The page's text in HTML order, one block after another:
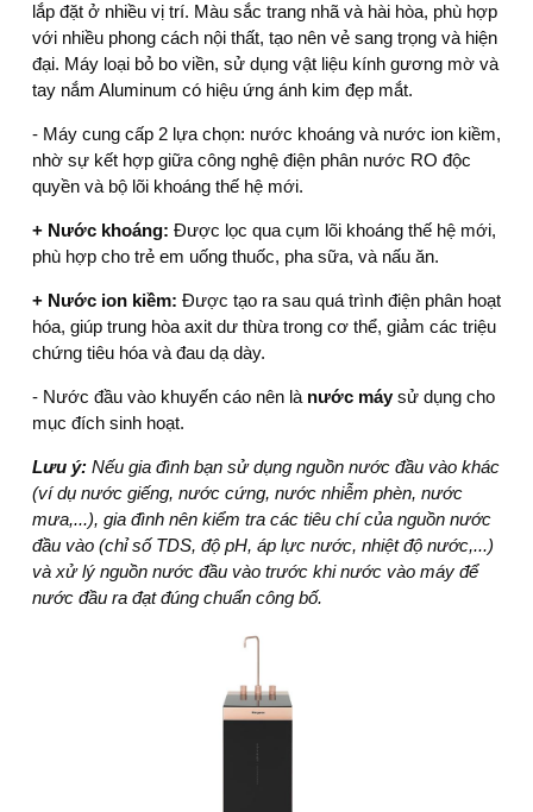
lắp đặt ở nhiều vị trí. Màu sắc trang nhã và hài hòa, phù hợp
với nhiều phong cách nội thất, tạo nên vẻ sang trọng và hiện
đại. Máy loại bỏ bo viền, sử dụng vật liệu kính gương mờ và
tay nắm Aluminum có hiệu ứng ánh kim đẹp mắt.
- Máy cung cấp 2 lựa chọn: nước khoáng và nước ion kiềm,
nhờ sự kết hợp giữa công nghệ điện phân nước RO độc
quyền và bộ lõi khoáng thế hệ mới.
+ Nước khoáng: Được lọc qua cụm lõi khoáng thế hệ mới,
phù hợp cho trẻ em uống thuốc, pha sữa, và nấu ăn.
+ Nước ion kiềm: Được tạo ra sau quá trình điện phân hoạt
hóa, giúp trung hòa axit dư thừa trong cơ thể, giảm các triệu
chứng tiêu hóa và đau dạ dày.
- Nước đầu vào khuyến cáo nên là nước máy sử dụng cho
mục đích sinh hoạt.
Lưu ý: Nếu gia đình bạn sử dụng nguồn nước đầu vào khác
(ví dụ nước giếng, nước cứng, nước nhiễm phèn, nước
mưa,...), gia đình nên kiểm tra các tiêu chí của nguồn nước
đầu vào (chỉ số TDS, độ pH, áp lực nước, nhiệt độ nước,...)
và xử lý nguồn nước đầu vào trước khi nước vào máy để
nước đầu ra đạt đúng chuẩn công bố.